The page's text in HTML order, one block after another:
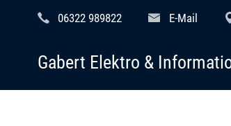
06322 989822 E-Mail
Gabert Elektro &